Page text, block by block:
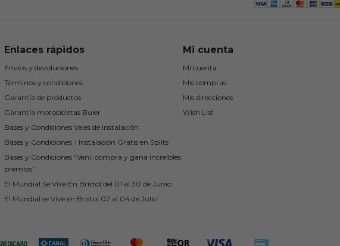
Enlaces rápidos
Envíos y devoluciones
Términos y condiciones
Garantía de productos
Garantía motocicletas Buler
Bases y Condiciones Vales de Instalación
Bases y Condiciones - Instalación Gratis en Splits
Bases y Condiciones "Veni, compra y gana increíbles
premios"
El Mundial Se Vive En Bristol del 01 al 30 de Junio
El Mundial se Vive en Bristol 02 al 04 de Julio
Mi cuenta
Mi cuenta
Mis compras
Mis direcciones
Wish List